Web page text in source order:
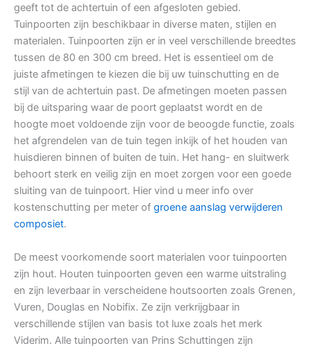
geeft tot de achtertuin of een afgesloten gebied.
Tuinpoorten zijn beschikbaar in diverse maten, stijlen en
materialen. Tuinpoorten zijn er in veel verschillende breedtes
tussen de 80 en 300 cm breed. Het is essentieel om de
juiste afmetingen te kiezen die bij uw tuinschutting en de
stijl van de achtertuin past. De afmetingen moeten passen
bij de uitsparing waar de poort geplaatst wordt en de
hoogte moet voldoende zijn voor de beoogde functie, zoals
het afgrendelen van de tuin tegen inkijk of het houden van
huisdieren binnen of buiten de tuin. Het hang- en sluitwerk
behoort sterk en veilig zijn en moet zorgen voor een goede
sluiting van de tuinpoort. Hier vind u meer info over
kostenschutting per meter of groene aanslag verwijderen
composiet.
De meest voorkomende soort materialen voor tuinpoorten
zijn hout. Houten tuinpoorten geven een warme uitstraling
en zijn leverbaar in verscheidene houtsoorten zoals Grenen,
Vuren, Douglas en Nobifix. Ze zijn verkrijgbaar in
verschillende stijlen van basis tot luxe zoals het merk
Viderim. Alle tuinpoorten van Prins Schuttingen zijn